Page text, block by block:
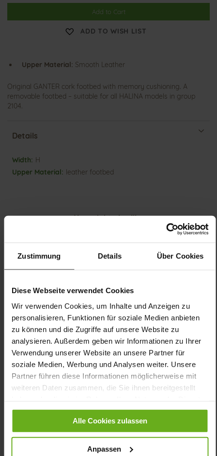
Zustimmung Details Über Cookies
Diese Webseite verwendet Cookies
Wir verwenden Cookies, um Inhalte und Anzeigen zu
personalisieren, Funktionen für soziale Medien anbieten
zu können und die Zugriffe auf unsere Website zu
analysieren. Außerdem geben wir Informationen zu Ihrer
Verwendung unserer Website an unsere Partner für
soziale Medien, Werbung und Analysen weiter. Unsere
Partner führen diese Informationen möglicherweise mit
weiteren Daten zusammen, die Sie ihnen bereitgestellt
gesammelt haben.
Alle Cookies zulassen
Anpassen
Add to Cart
ADD TO WISH LIST
Upper Material: Smooth Leather
Original GANTER cork footbed with memory cushioning. A
removable footbed – suitable for all HALINA models in group
2104.
Details
More
Information
H
leather footbed
You might also like
Halina Halina